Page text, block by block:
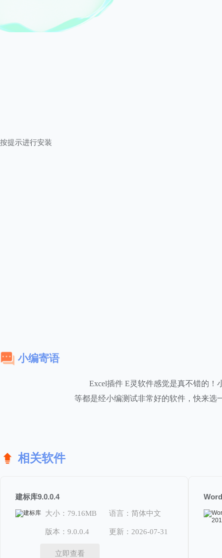
按提示进行安装
小编寄语
Excel插件 E灵软件感觉是真不错的
等都是经小编测试非常好的软件，快来选
相关软件
建标库9.0.0.4
大小：79.16MB 语言：简体中文
版本：9.0.0.4 更新：2026-07-31
立即查看